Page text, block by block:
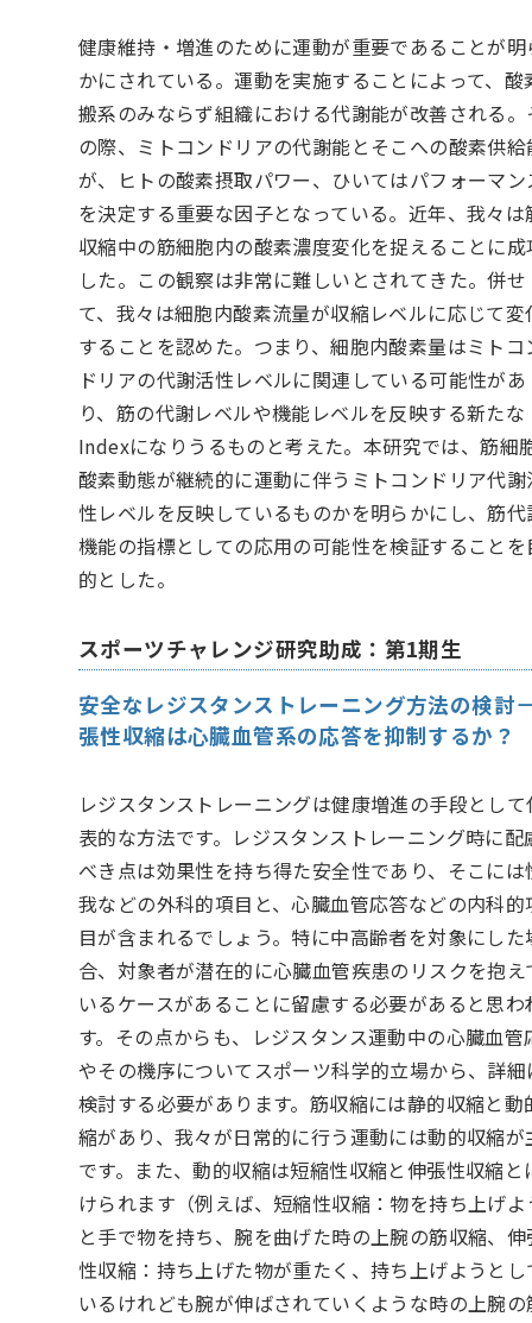
健康維持・増進のために運動が重要であることが明
かにされている。運動を実施することによって、酸
搬系のみならず組織における代謝能が改善される。
の際、ミトコンドリアの代謝能とそこへの酸素供給
が、ヒトの酸素摂取パワー、ひいてはパフォーマン
を決定する重要な因子となっている。近年、我々は
収縮中の筋細胞内の酸素濃度変化を捉えることに成
した。この観察は非常に難しいとされてきた。併せ
て、我々は細胞内酸素流量が収縮レベルに応じて変
することを認めた。つまり、細胞内酸素量はミトコ
ドリアの代謝活性レベルに関連している可能性があ
り、筋の代謝レベルや機能レベルを反映する新たな
Indexになりうるものと考えた。本研究では、筋細
酸素動態が継続的に運動に伴うミトコンドリア代謝
性レベルを反映しているものかを明らかにし、筋代
機能の指標としての応用の可能性を検証することを
的とした。
スポーツチャレンジ研究助成：第1期生
安全なレジスタンストレーニング方法の検討
張性収縮は心臓血管系の応答を抑制するか？
レジスタンストレーニングは健康増進の手段として
表的な方法です。レジスタンストレーニング時に配
べき点は効果性を持ち得た安全性であり、そこには
我などの外科的項目と、心臓血管応答などの内科的
目が含まれるでしょう。特に中高齢者を対象にした
合、対象者が潜在的に心臓血管疾患のリスクを抱え
いるケースがあることに留慮する必要があると思わ
す。その点からも、レジスタンス運動中の心臓血管
やその機序についてスポーツ科学的立場から、詳細
検討する必要があります。筋収縮には静的収縮と動
縮があり、我々が日常的に行う運動には動的収縮が
です。また、動的収縮は短縮性収縮と伸張性収縮と
けられます（例えば、短縮性収縮：物を持ち上げよ
と手で物を持ち、腕を曲げた時の上腕の筋収縮、伸
性収縮：持ち上げた物が重たく、持ち上げようとし
いるけれども腕が伸ばされていくような時の上腕の